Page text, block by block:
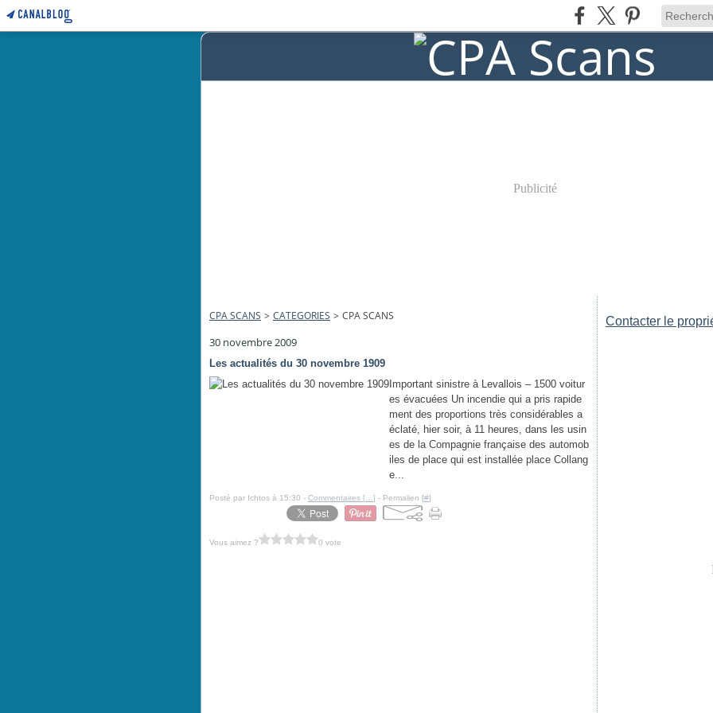
Publicité
CPA SCANS > CATEGORIES > CPA SCANS
30 novembre 2009
Les actualités du 30 novembre 1909
Important sinistre à Levallois – 1500 voitur
es évacuées Un incendie qui a pris rapide
ment des proportions très considérables a
éclaté, hier soir, à 11 heures, dans les usin
es de la Compagnie française des automob
iles de place qui est installée place Collang
e...
Posté par Ichtos à 15:30 - Commentaires [ ] - Permalien [#]
Vous aimez ? 0 vote
Contacter le